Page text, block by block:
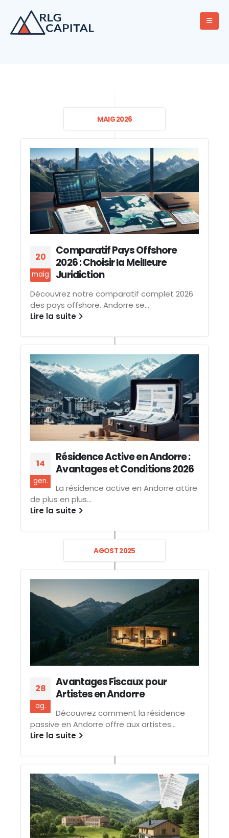
MAIG 2026
20
maig
Comparatif Pays Offshore
2026 : Choisir la Meilleure
Juridiction
Découvrez notre comparatif complet 2026
des pays offshore. Andorre se...
Lire la suite
14
gen.
Résidence Active en Andorre :
Avantages et Conditions 2026
La résidence active en Andorre attire
de plus en plus...
Lire la suite
AGOST 2025
28
ag.
Avantages Fiscaux pour
Artistes en Andorre
Découvrez comment la résidence
passive en Andorre offre aux artistes...
Lire la suite